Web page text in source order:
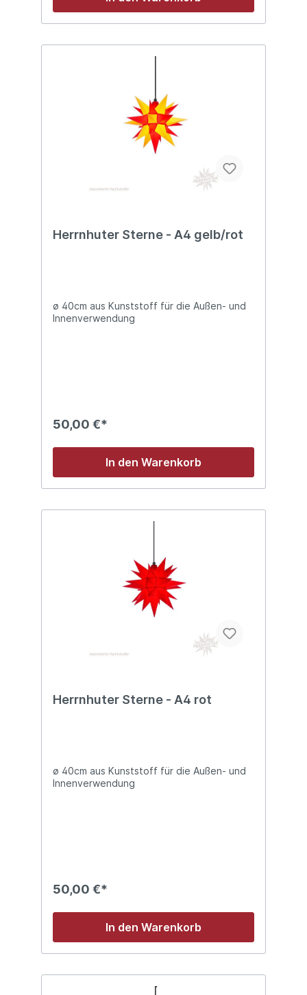
Herrnhuter Sterne - A4 gelb/rot
ø 40cm aus Kunststoff für die Außen- und
Innenverwendung
50,00 €*
In den Warenkorb
Herrnhuter Sterne - A4 rot
ø 40cm aus Kunststoff für die Außen- und
Innenverwendung
50,00 €*
In den Warenkorb